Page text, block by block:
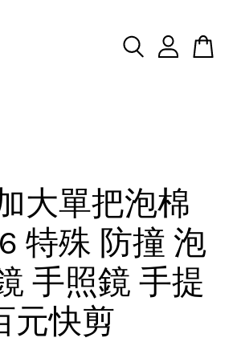
大單把泡棉
特殊 防撞 泡
手照鏡 手提
元快剪